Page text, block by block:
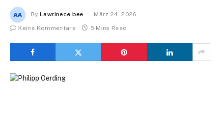
By Lawrinece bee
März 24, 2026
Keine Kommentare
5 Mins Read